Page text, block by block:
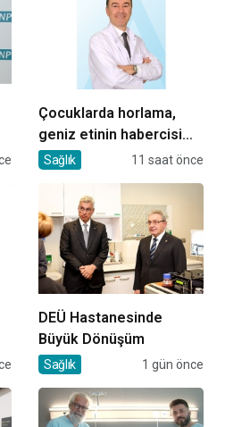
Çocuklarda horlama,
geniz etinin habercisi
olabilir!
Sağlık 11 saat önce
DEÜ Hastanesinde
Büyük Dönüşüm
Sağlık 1 gün önce